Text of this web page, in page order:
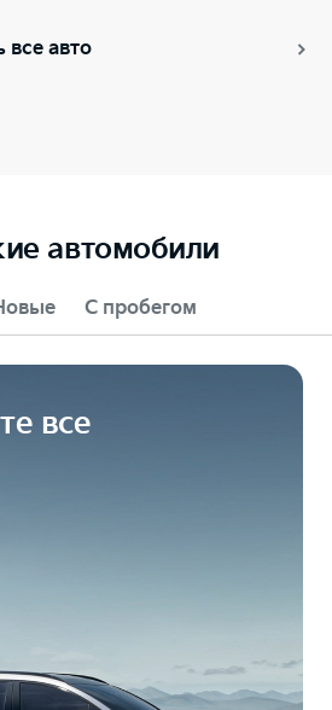
все авто
автомобили
С пробегом
все